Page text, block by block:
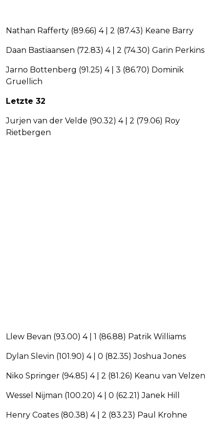
Nathan Rafferty (89.66) 4 | 2 (87.43) Keane Barry
Daan Bastiaansen (72.83) 4 | 2 (74.30) Garin Perkins
Jarno Bottenberg (91.25) 4 | 3 (86.70) Dominik
Gruellich
Letzte 32
Jurjen van der Velde (90.32) 4 | 2 (79.06) Roy
Rietbergen
Llew Bevan (93.00) 4 | 1 (86.88) Patrik Williams
Dylan Slevin (101.90) 4 | 0 (82.35) Joshua Jones
Niko Springer (94.85) 4 | 2 (81.26) Keanu van Velzen
Wessel Nijman (100.20) 4 | 0 (62.21) Janek Hill
Henry Coates (80.38) 4 | 2 (83.23) Paul Krohne